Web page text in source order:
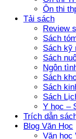
Ôn thi
Tải sách
Review
Sách
Sách kỹ
Sách
Ngôn
Sách
Sách
Sách
Y học –
Trích dẫn
Blog Văn Học
Văn học